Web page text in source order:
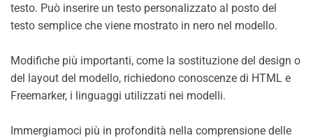
testo. Può inserire un testo personalizzato al posto del
testo semplice che viene mostrato in nero nel modello.
Modifiche più importanti, come la sostituzione del design o
del layout del modello, richiedono conoscenze di HTML e
Freemarker, i linguaggi utilizzati nei modelli.
Immergiamoci più in profondità nella comprensione delle